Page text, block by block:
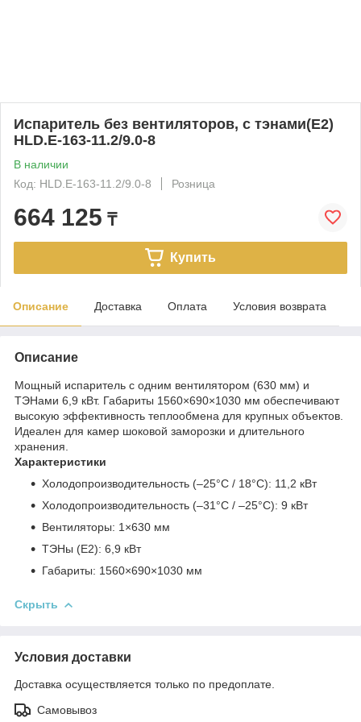
Испаритель без вентиляторов, с тэнами(Е2)
HLD.E-163-11.2/9.0-8
В наличии
Код: HLD.E-163-11.2/9.0-8
Розница
664 125 ₸
Купить
Описание Доставка Оплата Условия возврата
Описание
Мощный испаритель с одним вентилятором (630 мм) и
ТЭНами 6,9 кВт. Габариты 1560×690×1030 мм обеспечивают
высокую эффективность теплообмена для крупных объектов.
Идеален для камер шоковой заморозки и длительного
хранения.
Характеристики
Холодопроизводительность (–25°C / 18°C): 11,2 кВт
Холодопроизводительность (–31°C / –25°C): 9 кВт
Вентиляторы: 1×630 мм
ТЭНы (E2): 6,9 кВт
Габариты: 1560×690×1030 мм
Скрыть
Условия доставки
Доставка осуществляется только по предоплате.
Самовывоз